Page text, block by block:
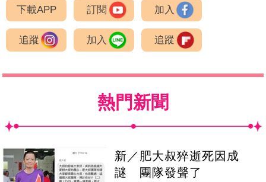
下載APP 訂閱 加入
追蹤 加入 追蹤
熱門新聞
新／肥大叔猝逝死因成
謎 團隊發聲了